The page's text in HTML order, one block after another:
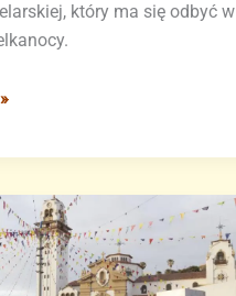
który ma się odbyć w